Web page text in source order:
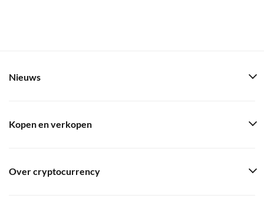
Nieuws
Kopen en verkopen
Over cryptocurrency